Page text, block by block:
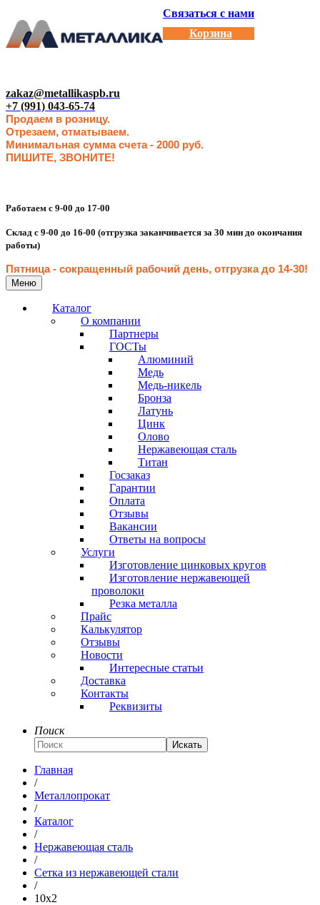
Связаться с нами
Корзина
zakaz@metallikaspb.ru
+7 (991) 043-65-74
Продаем в розницу.
Отрезаем, отматываем.
Минимальная сумма счета - 2000 руб.
ПИШИТЕ, ЗВОНИТЕ!
Работаем с 9-00 до 17-00
Склад с 9-00 до 16-00 (отгрузка заканчивается за 30 мин до окончания
работы)
Пятница - сокращенный рабочий день, отгрузка до 14-30!
Меню
Каталог
О компании
Партнеры
ГОСТы
Алюминий
Медь
Медь-никель
Бронза
Латунь
Цинк
Олово
Нержавеющая сталь
Титан
Госзаказ
Гарантии
Оплата
Отзывы
Вакансии
Ответы на вопросы
Услуги
Изготовление цинковых кругов
Изготовление нержавеющей
проволоки
Резка металла
Прайс
Калькулятор
Отзывы
Новости
Интересные статьи
Доставка
Контакты
Реквизиты
Поиск
Искать
Главная
/
Металлопрокат
/
Каталог
/
Нержавеющая сталь
/
Сетка из нержавеющей стали
/
10x2